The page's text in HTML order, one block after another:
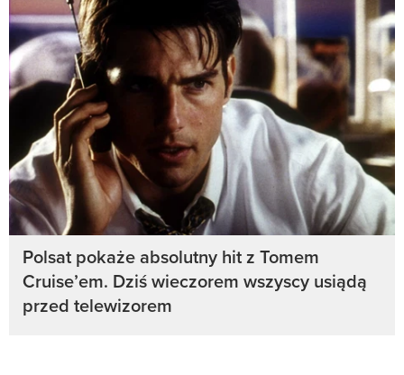
Polsat pokaże absolutny hit z Tomem
Cruise’em. Dziś wieczorem wszyscy usiądą
przed telewizorem